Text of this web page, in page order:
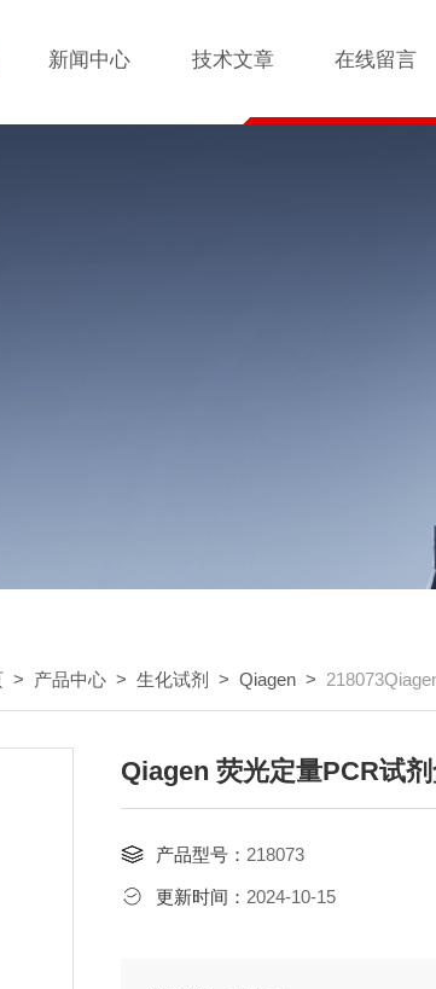
新闻中心 技术文章 在线留言
> 产品中心 > 生化试剂 > Qiagen >
Qiagen 荧光定量PCR试
产品型号： 218073
更新时间： 2024-10-15